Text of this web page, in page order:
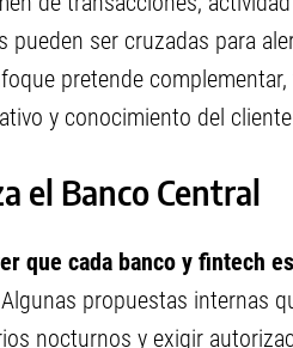
ser cruzadas para
pretende
y conocimiento del cliente
el Banco Central
que cada banco y fintech
propuestas internas
nocturnos y exigir